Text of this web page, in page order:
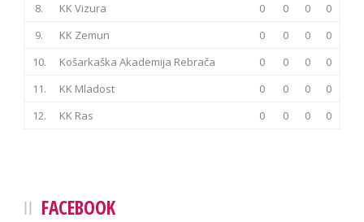
8.
KK Vizura 0 0 0
0
9.
KK Zemun 0 0 0
0
10.
Košarkaška Akademija Rebrača 0 0 0
0
11.
KK Mladost 0 0 0
0
12.
KK Ras 0 0 0 0
FACEBOOK